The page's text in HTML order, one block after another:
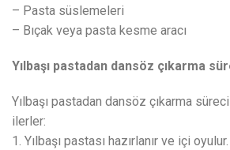
– Pasta süslemeleri
– Bıçak veya pasta kesme aracı
Yılbaşı pastadan dansöz çıkarma
Yılbaşı pastadan dansöz çıkarma
ilerler:
1. Yılbaşı pastası hazırlanır ve içi oyulur.